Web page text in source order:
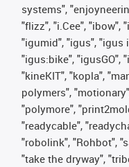
systems",
"flizz", "i.Cee", "ibow",
"igumid", "igus", "igus
"igus:bike", "igusGO",
"kineKIT", "kopla",
polymers",
"polymore",
"readycable",
"robolink", "Rohbot",
"take the dryway",